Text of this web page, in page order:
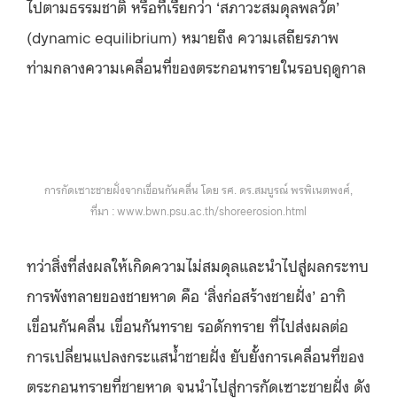
ไปตามธรรมชาติ หรือที่เรียกว่า ‘สภาวะสมดุลพลวัต’
(dynamic equilibrium) หมายถึง ความเสถียรภาพ
ท่ามกลางความเคลื่อนที่ของตระกอนทรายในรอบฤดูกาล
การกัดเซาะชายฝั่งจากเขื่อนกันคลื่น โดย รศ. ดร.สมบูรณ์ พรพิเนตพงศ์,
ที่มา : www.bwn.psu.ac.th/shoreerosion.html
ทว่าสิ่งที่ส่งผลให้เกิดความไม่สมดุลและนำไปสู่ผลกระทบ
การพังทลายของชายหาด คือ ‘สิ่งก่อสร้างชายฝั่ง’ อาทิ
เขื่อนกันคลื่น เขื่อนกันทราย รอดักทราย ที่ไปส่งผลต่อ
การเปลี่ยนแปลงกระแสน้ำชายฝั่ง ยับยั้งการเคลื่อนที่ของ
ตระกอนทรายที่ชายหาด จนนำไปสู่การกัดเซาะชายฝั่ง ดัง